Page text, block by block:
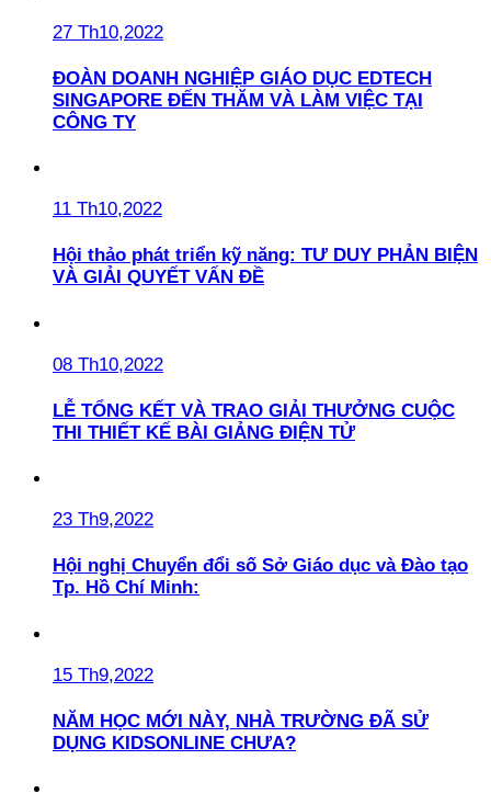
27 Th10,2022
ĐOÀN DOANH NGHIỆP GIÁO DỤC EDTECH
SINGAPORE ĐẾN THĂM VÀ LÀM VIỆC TẠI
CÔNG TY
11 Th10,2022
Hội thảo phát triển kỹ năng: TƯ DUY PHẢN BIỆN
VÀ GIẢI QUYẾT VẤN ĐỀ
08 Th10,2022
LỄ TỔNG KẾT VÀ TRAO GIẢI THƯỞNG CUỘC
THI THIẾT KẾ BÀI GIẢNG ĐIỆN TỬ
23 Th9,2022
Hội nghị Chuyển đổi số Sở Giáo dục và Đào tạo
Tp. Hồ Chí Minh:
15 Th9,2022
NĂM HỌC MỚI NÀY, NHÀ TRƯỜNG ĐÃ SỬ
DỤNG KIDSONLINE CHƯA?